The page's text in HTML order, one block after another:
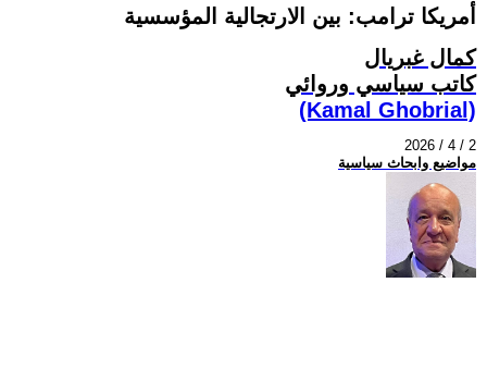
أمريكا ترامب: بين الارتجالية المؤسسية
كمال غبريال
كاتب سياسي وروائي
(Kamal Ghobrial)
2026 / 4 / 2
مواضيع وابحاث سياسية